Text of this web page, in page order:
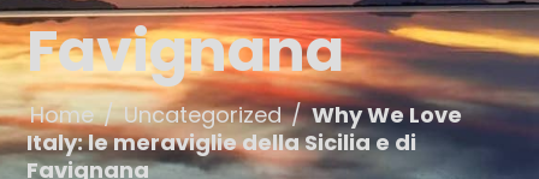
Favignana
Home/Uncategorized/Why We Love
Italy: le meraviglie della Sicilia e di
Favignana